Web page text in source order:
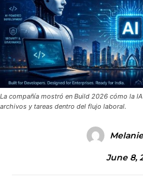
La compañía mostró en Build 2026 cómo la
archivos y tareas dentro del flujo laboral.
June 8,